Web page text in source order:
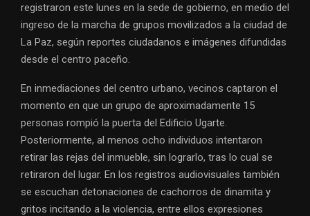
registraron este lunes en la sede de gobierno, en medio del
ingreso de la marcha de grupos movilizados a la ciudad de
La Paz, según reportes ciudadanos e imágenes difundidas
desde el centro paceño.
En inmediaciones del centro urbano, vecinos captaron el
momento en que un grupo de aproximadamente 15
personas rompió la puerta del Edificio Ugarte.
Posteriormente, al menos ocho individuos intentaron
retirar las rejas del inmueble, sin lograrlo, tras lo cual se
retiraron del lugar. En los registros audiovisuales también
se escuchan detonaciones de cachorros de dinamita y
gritos incitando a la violencia, entre ellos expresiones